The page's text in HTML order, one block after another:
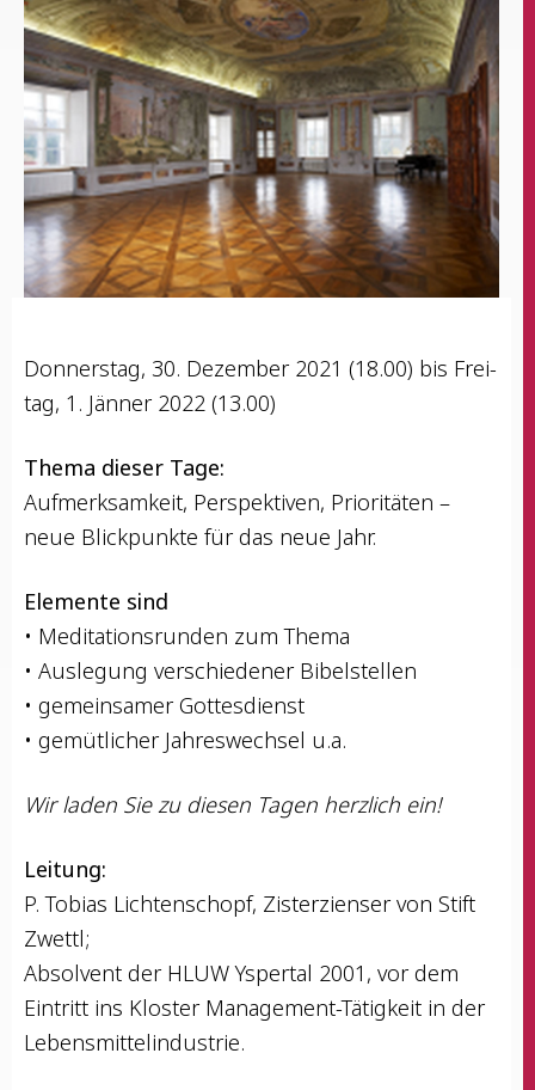
Don­ners­tag, 30. Dezem­ber 2021 (18.00) bis Frei­
tag, 1. Jän­ner 2022 (13.00)
The­ma die­ser Tage:
Auf­merk­sam­keit, Per­spek­ti­ven, Prio­ri­tä­ten –
neue Blick­punk­te für das neue Jahr.
Ele­men­te sind
• Medi­ta­ti­ons­run­den zum Thema
• Aus­le­gung ver­schie­de­ner Bibelstellen
• gemein­sa­mer Gottesdienst
• gemüt­li­cher Jah­res­wech­sel u.a.
Wir laden Sie zu die­sen Tagen herz­lich ein!
Lei­tung:
P. Tobi­as Lich­ten­schopf, Zis­ter­zi­en­ser von Stift
Zwettl;
Absol­vent der HLUW Ysper­tal 2001, vor dem
Ein­tritt ins Klos­ter Manage­ment-Tätig­keit in der
Lebensmittelindustrie.